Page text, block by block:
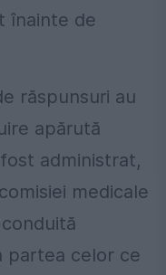
înainte de
răspunsuri au
apărută
administrat,
medicale
partea celor ce